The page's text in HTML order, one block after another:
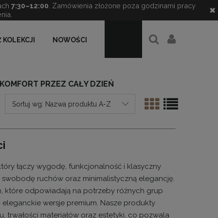
7:30–12:00 . Zamówienia złożone poza godzinami pracy
✖
NOWOŚCI
PRZEZ CAŁY DZIEŃ
Sortuj wg: Nazwa produktu A-Z
łączy wygodę, funkcjonalność i klasyczny
ruchów oraz minimalistyczną elegancję.
które odpowiadają na potrzeby różnych grup
wersje premium. Nasze produkty
trwałości materiałów oraz estetyki, co pozwala